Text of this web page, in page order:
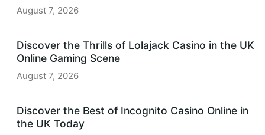
August 7, 2026
Discover the Thrills of Lolajack Casino in the UK
Online Gaming Scene
August 7, 2026
Discover the Best of Incognito Casino Online in
the UK Today